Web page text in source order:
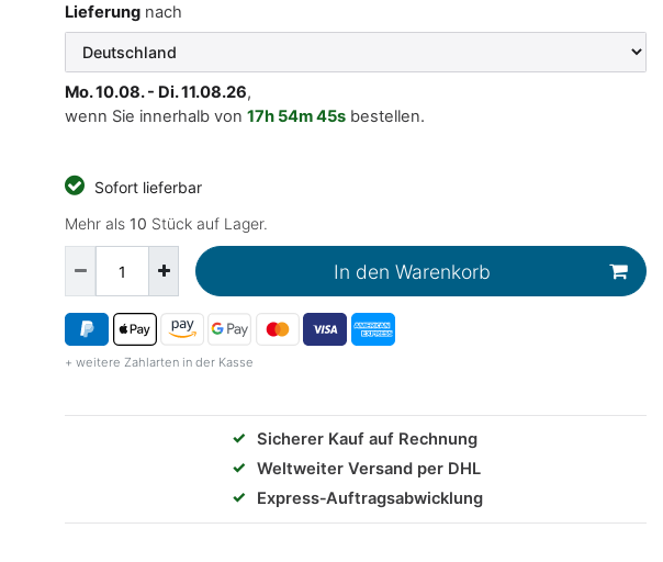
Lieferung nach
Mo. 10.08. - Di. 11.08.26,
wenn Sie innerhalb von 17h 54m45s bestellen.
Sofort lieferbar
Mehr als 10 Stück auf Lager.
In den Warenkorb
+ weitere Zahlarten in der Kasse
✓
Sicherer Kauf auf Rechnung
✓
Weltweiter Versand per DHL
✓
Express‑Auftragsabwicklung